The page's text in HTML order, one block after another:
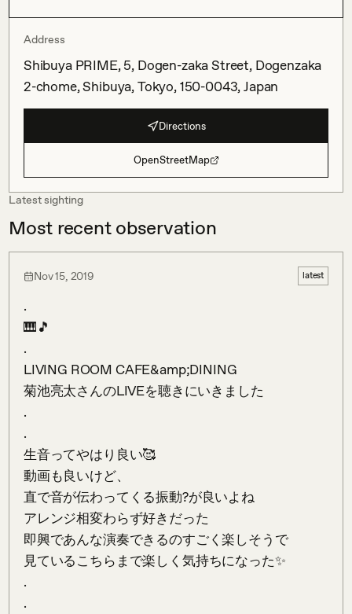
Address
Shibuya PRIME, 5, Dogen-zaka Street, Dogenzaka
2-chome, Shibuya, Tokyo, 150-0043, Japan
Directions
OpenStreetMap
Latest sighting
Most recent observation
Nov 15, 2019 latest
.
🎹🎵
.
LIVING ROOM CAFE&amp;DINING
菊池亮太さんのLIVEを聴きにいきました
.
.
生音ってやはり良い🥰
動画も良いけど、
直で音が伝わってくる振動?が良いよね
アレンジ相変わらず好きだった
即興であんな演奏できるのすごく楽しそうで
見ているこちらまで楽しく気持ちになった✨
.
.